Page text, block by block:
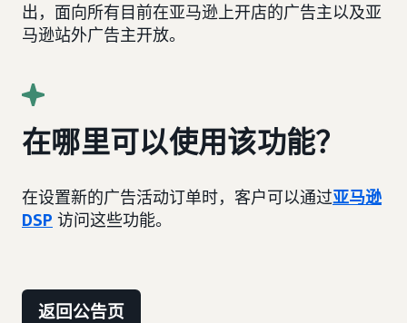
出，面向所有目前在亚马逊上开店的广告主以及亚
马逊站外广告主开放。
在哪里可以使用该功能？
在设置新的广告活动订单时，客户可以通过亚马逊
DSP 访问这些功能。
返回公告页